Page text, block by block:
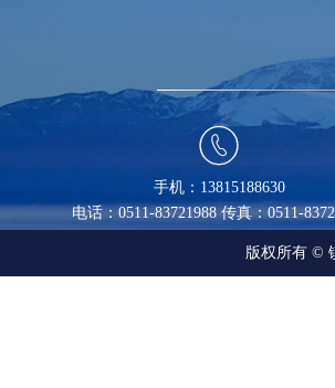

手机：13815188630
电话：0511-83721988 传真：0511-
版权所有 ©